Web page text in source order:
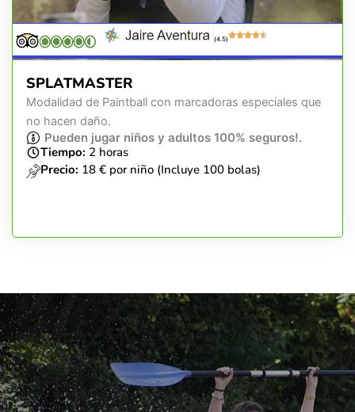
(4.5)
SPLATMASTER
Modalidad de Paintball con marcadoras especiales que
no hacen daño.
Pueden jugar niños y adultos 100% seguros!.
Tiempo: 2 horas
Precio: 18 € por niño (Incluye 100 bolas)